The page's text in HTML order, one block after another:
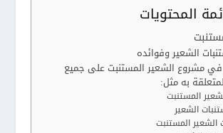
المحتويات
الشعير وفوائده
مشروع الشعير المستنبت على جميع
به مثل:
المستنبت
الشعير
الشعير المستنبت